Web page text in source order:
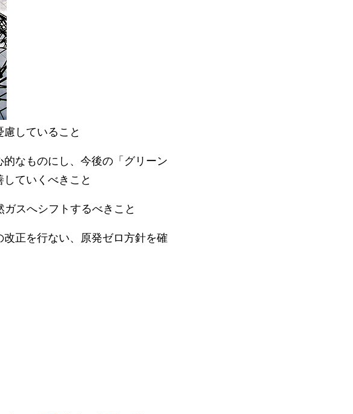
していること
なものにし、今後の「グリーン
ていくべきこと
スへシフトするべきこと
正を行ない、原発ゼロ方針を確